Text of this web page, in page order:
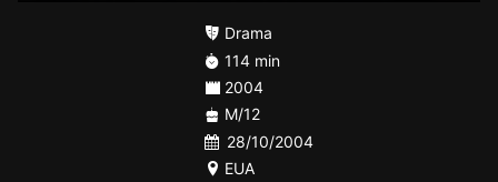
Drama
114 min
2004
M/12
28/10/2004
EUA